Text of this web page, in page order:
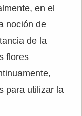
en el
noción de
de la
flores
para utilizar la